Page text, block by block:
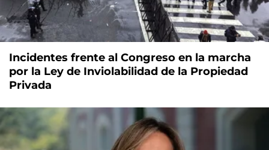
Incidentes frente al Congreso en la marcha
por la Ley de Inviolabilidad de la Propiedad
Privada